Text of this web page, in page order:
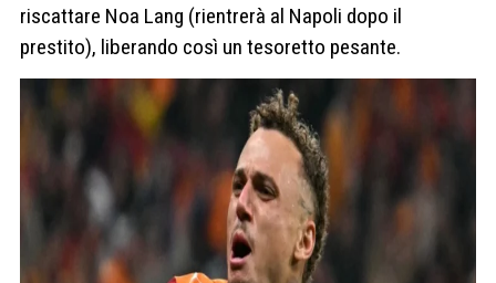
riscattare Noa Lang (rientrerà al Napoli dopo il
prestito), liberando così un tesoretto pesante.